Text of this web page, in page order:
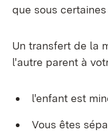
que sous
Un transfert de la
l'autre parent à
l'enfant est
Vous êtes